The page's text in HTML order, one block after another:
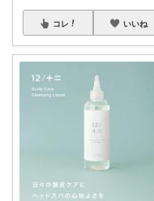
コレ いいね